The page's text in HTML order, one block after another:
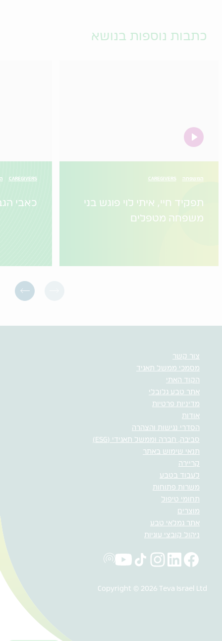
כתבות נוספות בנושא
video
המשפחה CAREGIVERS
תפקיד חיי, איתי לוי פוגש בני
משפחה מטפלים
CAREGIVERS
כאבי
צור קשר
מסמכי ממשל תאגיד
הקוד האתי
אתר טבע גלובלי
מדיניות פרטיות
אודות
הסדרי נגישות והצהרה
סביבה, חברה וממשל תאגידי (ESG)
תנאי שימוש באתר
קריירה
לעבוד בטבע
משרות פתוחות
תחומי טיפול
מוצרים
אתר גמלאי טבע
ניהול קובצי עוגיות
Copyright © 2026 Teva Israel Ltd